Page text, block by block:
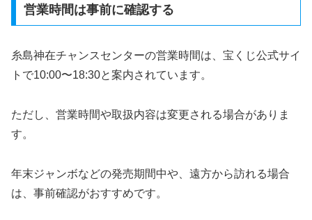
営業時間は事前に確認する
糸島神在チャンスセンターの営業時間は、宝くじ公式サイ
トで10:00〜18:30と案内されています。
ただし、営業時間や取扱内容は変更される場合がありま
す。
年末ジャンボなどの発売期間中や、遠方から訪れる場合
は、事前確認がおすすめです。